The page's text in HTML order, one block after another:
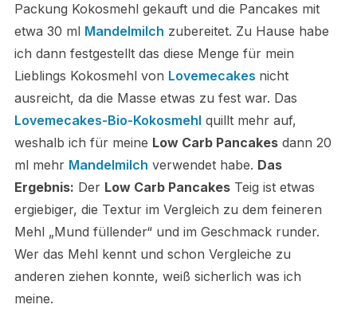
Packung Kokosmehl gekauft und die Pancakes mit
etwa 30 ml Mandelmilch zubereitet. Zu Hause habe
ich dann festgestellt das diese Menge für mein
Lieblings Kokosmehl von Lovemecakes nicht
ausreicht, da die Masse etwas zu fest war. Das
Lovemecakes-Bio-Kokosmehl quillt mehr auf,
weshalb ich für meine Low Carb Pancakesdann 20
ml mehr Mandelmilch verwendet habe. Das
Ergebnis: Der Low Carb PancakesTeig ist etwas
ergiebiger, die Textur im Vergleich zu dem feineren
Mehl „Mund füllender“ und im Geschmack runder.
Wer das Mehl kennt und schon Vergleiche zu
anderen ziehen konnte, weiß sicherlich was ich
meine.